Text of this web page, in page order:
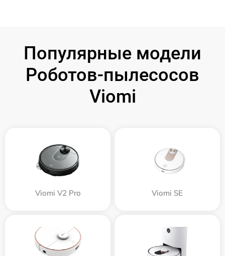
Популярные модели
Роботов-пылесосов
Viomi
Viomi V2 Pro Viomi SE